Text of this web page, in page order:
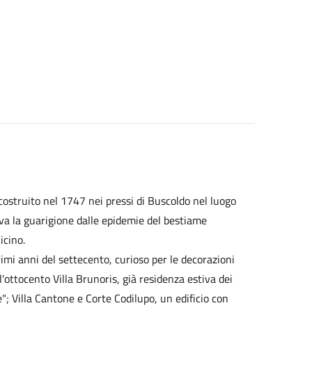
nel 1747 nei pressi di Buscoldo nel luogo
la guarigione dalle epidemie del bestiame
anni del settecento, curioso per le decorazioni
Villa Brunoris, già residenza estiva dei
Villa Cantone e Corte Codilupo, un edificio con